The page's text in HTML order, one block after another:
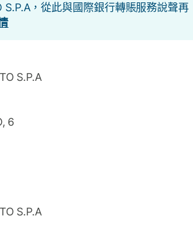
S.P.A，從此與國際銀行轉賬服務說聲再
S.P.A
6
S.P.A